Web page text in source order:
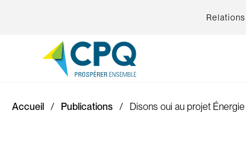
Accueil Publications Disons oui au projet